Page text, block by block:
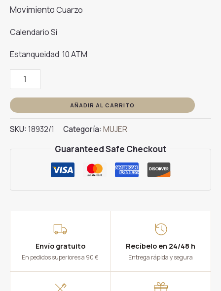
MovimientoCuarzo
CalendarioSi
Estanqueidad 10 ATM
Reloj
LOTUS
18932/1
cantidad
AÑADIR AL CARRITO
SKU:18932/1 Categoría:MUJER
Guaranteed Safe Checkout
Envío gratuito
En pedidos superiores a 90 €
Recíbelo en 24/48 h
Entrega rápida y segura